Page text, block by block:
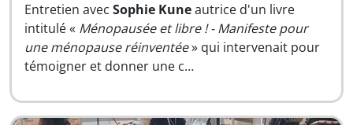
Entretien avec Sophie Kuneautrice d'un livre
intitulé « Ménopausée et libre ! - Manifeste pour
une ménopause réinventée» qui intervenait pour
témoigner et donner une c…